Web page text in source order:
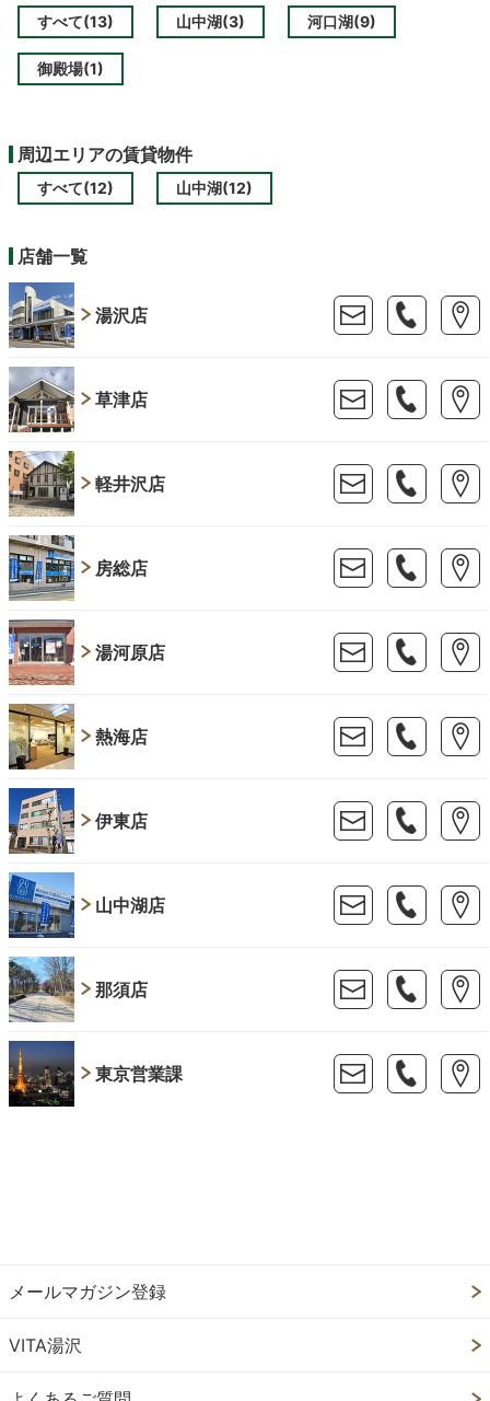
すべて(13) 山中湖(3) 河口湖(9)
御殿場(1)
周辺エリアの賃貸物件
すべて(12) 山中湖(12)
店舗一覧
湯沢店
草津店
軽井沢店
房総店
湯河原店
熱海店
伊東店
山中湖店
那須店
東京営業課
メールマガジン登録
VITA湯沢